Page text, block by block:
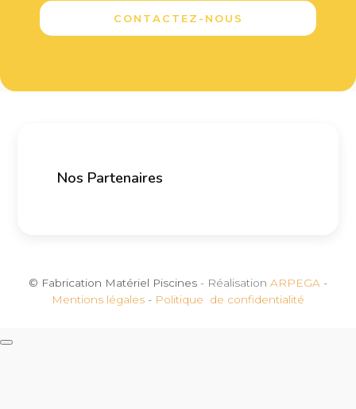
CONTACTEZ-NOUS
Nos Partenaires
© Fabrication Matériel Piscines - Réalisation ARPEGA -
Mentions légales - Politique de confidentialité